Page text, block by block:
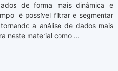
de forma mais dinâmica e
é possível filtrar e segmentar
a análise de dados mais
neste material como ...